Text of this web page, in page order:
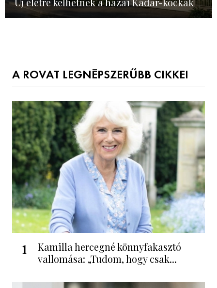
A ROVAT LEGNÉPSZERŰBB CIKKEI
1
Kamilla hercegné könnyfakasztó
vallomása: „Tudom, hogy csak...